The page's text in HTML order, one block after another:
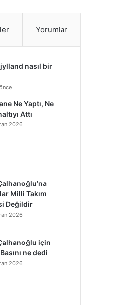
d
n
b
r
Yorumlar
nasıl bir
Ne Yaptı, Ne
Attı
2026
Milli Takım
Değildir
2026
için
ne dedi
2026